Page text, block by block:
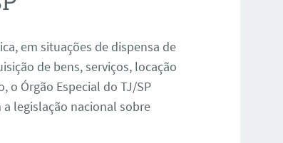
em situações de dispensa de
de bens, serviços, locação
o Órgão Especial do TJ/SP
legislação nacional sobre